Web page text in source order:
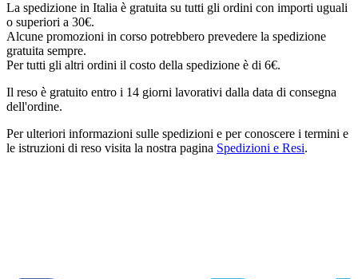
La spedizione in Italia è gratuita su tutti gli ordini con importi uguali
o superiori a 30€.
Alcune promozioni in corso potrebbero prevedere la spedizione
gratuita sempre.
Per tutti gli altri ordini il costo della spedizione è di 6€.
Il reso è gratuito entro i 14 giorni lavorativi dalla data di consegna
dell'ordine.
Per ulteriori informazioni sulle spedizioni e per conoscere i termini e
le istruzioni di reso visita la nostra pagina Spedizioni e Resi.